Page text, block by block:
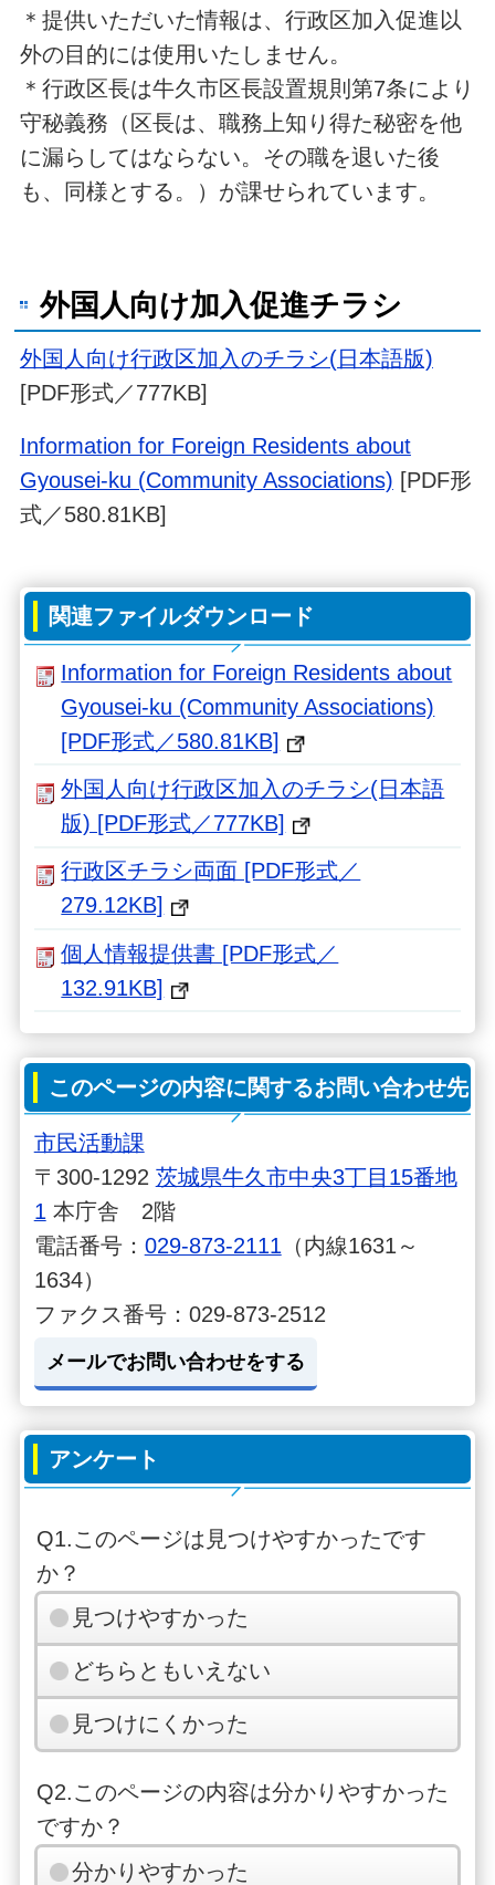
＊提供いただいた情報は、行政区加入促進以
外の目的には使用いたしません。
＊行政区長は牛久市区長設置規則第7条により
守秘義務（区長は、職務上知り得た秘密を他
に漏らしてはならない。その職を退いた後
も、同様とする。）が課せられています。
外国人向け加入促進チラシ
外国人向け行政区加入のチラシ(日本語版)
[PDF形式／777KB]
Information for Foreign Residents about
Gyousei-ku (Community Associations) [PDF形
式／580.81KB]
関連ファイルダウンロード
Information for Foreign Residents about
Gyousei-ku (Community Associations)
[PDF形式／580.81KB]
外国人向け行政区加入のチラシ(日本語
版) [PDF形式／777KB]
行政区チラシ両面 [PDF形式／
279.12KB]
個人情報提供書 [PDF形式／
132.91KB]
このページの内容に関するお問い合わせ先
市民活動課
〒300-1292 茨城県牛久市中央3丁目15番地
1 本庁舎 2階
電話番号： 029-873-2111 （内線1631～
1634）
ファクス番号：029-873-2512
メールでお問い合わせをする
アンケート
Q1.このページは見つけやすかったです
か？
見つけやすかった
どちらともいえない
見つけにくかった
Q2.このページの内容は分かりやすかった
ですか？
分かりやすかった